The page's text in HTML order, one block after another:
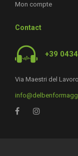
Mon compte
Contact
+39
Via Maestri del